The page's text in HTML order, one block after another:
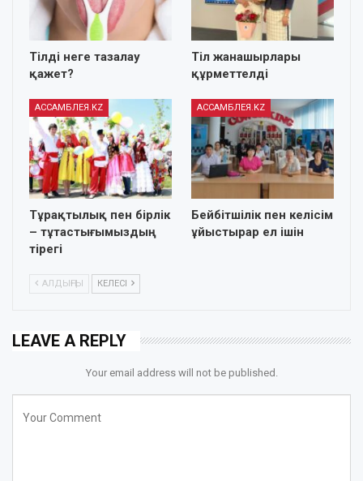
Тілді неге тазалау
қажет?
Тіл жанашырлары
құрметтелді
АССАМБЛЕЯ.KZ
Тұрақтылық пен бірлік
– тұтастығымыздың
тірегі
АССАМБЛЕЯ.KZ
Бейбітшілік пен келісім
ұйыстырар ел ішін
АЛДЫҢҒЫ КЕЛЕСІ
LEAVE A REPLY
Your email address will not be published.